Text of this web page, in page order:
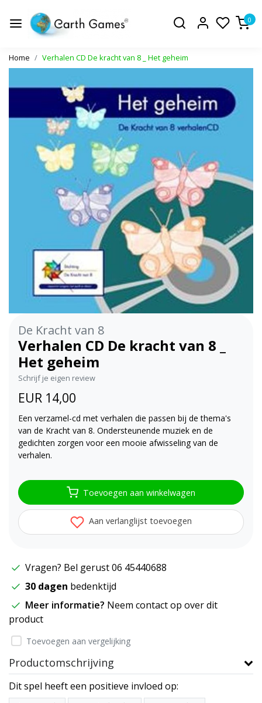
0
Home Verhalen CD De kracht van 8 _ Het geheim
De Kracht van 8
Verhalen CD De kracht van 8 _
Het geheim
Schrijf je eigen review
EUR 14,00
Een verzamel-cd met verhalen die passen bij de thema's
van de Kracht van 8. Ondersteunende muziek en de
gedichten zorgen voor een mooie afwisseling van de
verhalen.
Toevoegen aan winkelwagen
Aan verlanglijst toevoegen
Vragen? Bel gerust 06 45440688
30 dagen bedenktijd
Meer informatie? Neem contact op over dit
product
Toevoegen aan vergelijking
Productomschrijving
Dit spel heeft een positieve invloed op: